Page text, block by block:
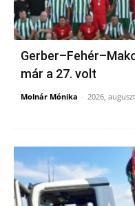
már a 27. volt
Molnár Mónika - 2026,